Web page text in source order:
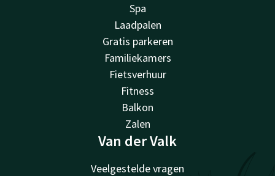
Spa
Laadpalen
Gratis parkeren
Familiekamers
Fietsverhuur
Fitness
Balkon
Zalen
Van der Valk
Veelgestelde vragen